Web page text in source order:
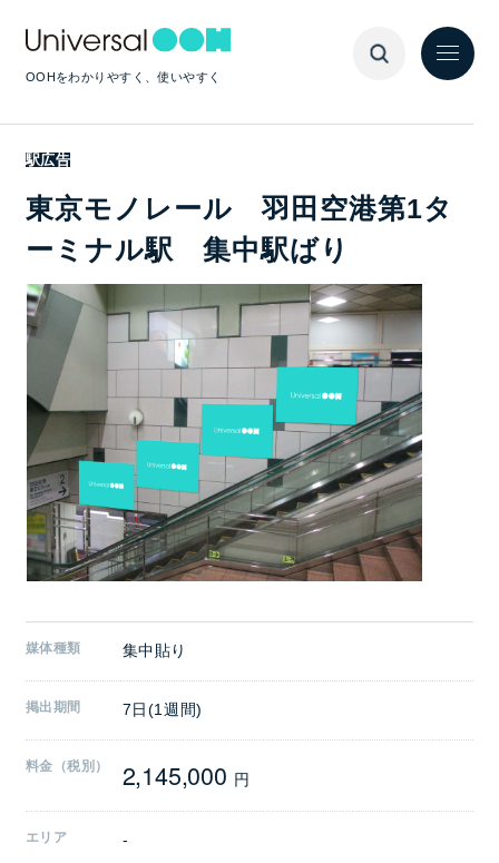
OOHをわかりやすく、使いやすく
駅広告
東京モノレール 羽田空港第1タ
ーミナル駅 集中駅ばり
媒体種類 集中貼り
掲出期間 7日(1週間)
料金（税別） 2,145,000 円
エリア -